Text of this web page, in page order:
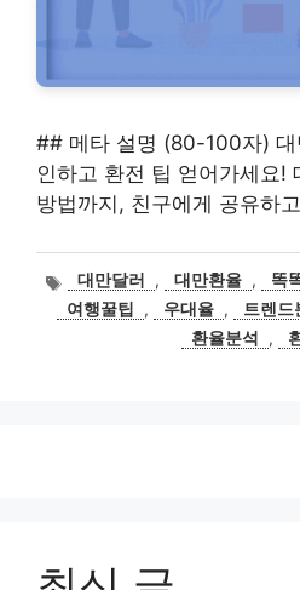
## 메타 설명 (80-100자)
인하고 환전 팁 얻어가세요!
방법까지, 친구에게 공유하
태
그
대만달러 , 대만환율 , 똑
여행꿀팁
, 우대율 , 트렌드
환율분석
,